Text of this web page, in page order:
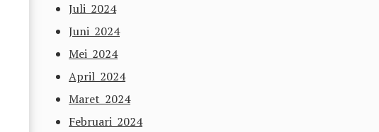
Juli 2024
Juni 2024
Mei 2024
April 2024
Maret 2024
Februari 2024